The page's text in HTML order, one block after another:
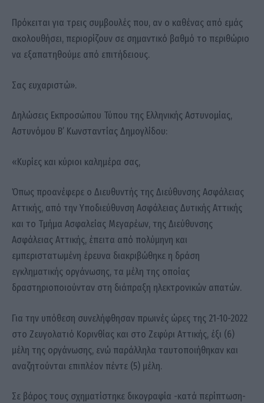
Πρόκειται για τρεις συμβουλές που, αν ο καθένας από εμάς
ακολουθήσει, περιορίζουν σε σημαντικό βαθμό το περιθώριο
να εξαπατηθούμε από επιτήδειους.
Σας ευχαριστώ».
Δηλώσεις Εκπροσώπου Τύπου της Ελληνικής Αστυνομίας,
Αστυνόμου Β’ Κωνσταντίας Δημογλίδου:
«Κυρίες και κύριοι καλημέρα σας,
Όπως προανέφερε ο Διευθυντής της Διεύθυνσης Ασφάλειας
Αττικής, από την Υποδιεύθυνση Ασφάλειας Δυτικής Αττικής
και το Τμήμα Ασφαλείας Μεγαρέων, της Διεύθυνσης
Ασφάλειας Αττικής, έπειτα από πολύμηνη και
εμπεριστατωμένη έρευνα διακριβώθηκε η δράση
εγκληματικής οργάνωσης, τα μέλη της οποίας
δραστηριοποιούνταν στη διάπραξη ηλεκτρονικών απατών.
Για την υπόθεση συνελήφθησαν πρωινές ώρες της 21-10-2022
στο Ζευγολατιό Κορινθίας και στο Ζεφύρι Αττικής, έξι (6)
μέλη της οργάνωσης, ενώ παράλληλα ταυτοποιήθηκαν και
αναζητούνται επιπλέον πέντε (5) μέλη.
Σε βάρος τους σχηματίστηκε δικογραφία -κατά περίπτωση-